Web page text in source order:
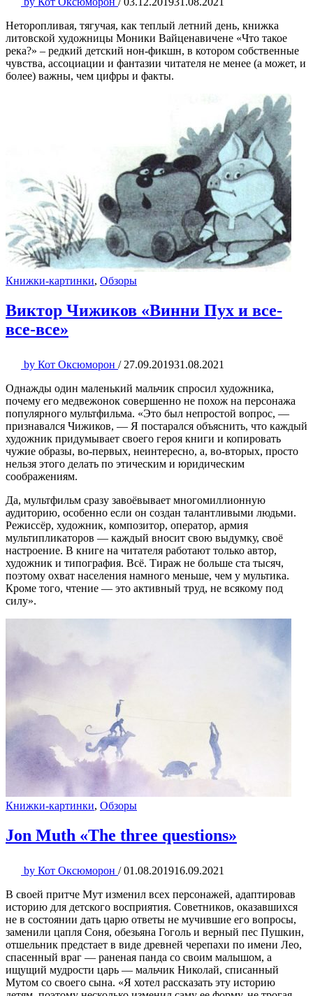
Неторопливая, тягучая, как теплый летний день, книжка
литовской художницы Моники Вайценавичене «Что такое
река?» – редкий детский нон-фикшн, в котором собственные
чувства, ассоциации и фантазии читателя не менее (а может, и
более) важны, чем цифры и факты.
Книжки-картинки, Обзоры
Виктор Чижиков «Винни Пух и все-
все-все»
by Кот Оксюморон / 27.09.201931.08.2021
Однажды один маленький мальчик спросил художника,
почему его медвежонок совершенно не похож на персонажа
популярного мультфильма. «Это был непростой вопрос, —
признавался Чижиков, — Я постарался объяснить, что каждый
художник придумывает своего героя книги и копировать
чужие образы, во-первых, неинтересно, а, во-вторых, просто
нельзя этого делать по этическим и юридическим
соображениям.
Да, мультфильм сразу завоёвывает многомиллионную
аудиторию, особенно если он создан талантливыми людьми.
Режиссёр, художник, композитор, оператор, армия
мультипликаторов — каждый вносит свою выдумку, своё
настроение. В книге на читателя работают только автор,
художник и типография. Всё. Тираж не больше ста тысяч,
поэтому охват населения намного меньше, чем у мультика.
Кроме того, чтение — это активный труд, не всякому под
силу».
Книжки-картинки, Обзоры
Jon Muth «The three questions»
by Кот Оксюморон / 01.08.201916.09.2021
В своей притче Мут изменил всех персонажей, адаптировав
историю для детского восприятия. Советников, оказавшихся
не в состоянии дать царю ответы не мучившие его вопросы,
заменили цапля Соня, обезьяна Гоголь и верный пес Пушкин,
отшельник предстает в виде древней черепахи по имени Лео,
спасенный враг — раненая панда со своим малышом, а
ищущий мудрости царь — мальчик Николай, списанный
Мутом со своего сына. «Я хотел рассказать эту историю